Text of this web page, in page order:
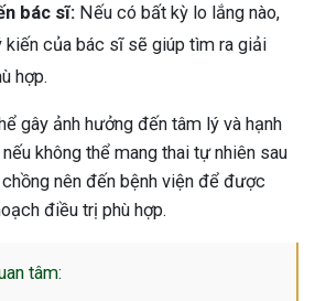
bác sĩ: Nếu có bất kỳ lo lắng nào,
kiến của bác sĩ sẽ giúp tìm ra giải
hợp.
gây ảnh hưởng đến tâm lý và hạnh
không thể mang thai tự nhiên sau
nên đến bệnh viện để được
điều trị phù hợp.
tâm: